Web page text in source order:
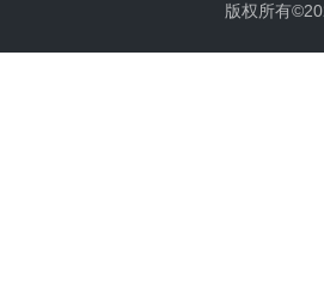
版权所有